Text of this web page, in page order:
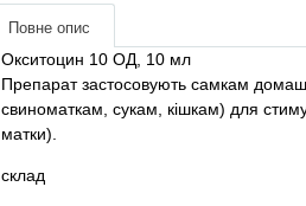
Повне опис
Окситоцин 10 ОД, 10 мл
Препарат застосовують самкам
свиноматкам, сукам, кішкам) для
матки).
склад